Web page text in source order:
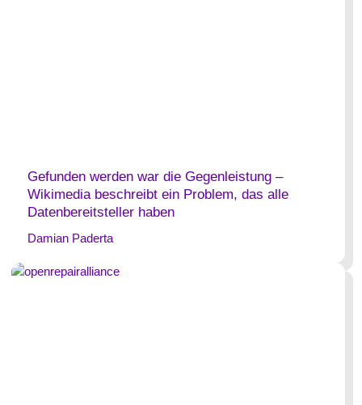
Gefunden werden war die Gegenleistung –
Wikimedia beschreibt ein Problem, das alle
Datenbereitsteller haben
Damian Paderta